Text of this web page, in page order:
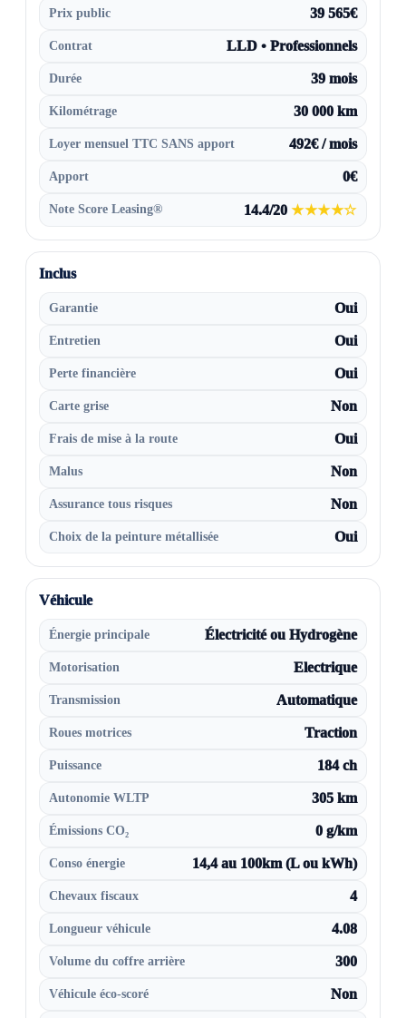
Prix public 39 565€
Contrat LLD • Professionnels
Durée 39 mois
Kilométrage 30 000 km
Loyer mensuel TTC SANS apport 492€ / mois
Apport 0€
Note Score Leasing® 14.4/20★★★★☆
Inclus
Garantie Oui
Entretien Oui
Perte financière Oui
Carte grise Non
Frais de mise à la route Oui
Malus Non
Assurance tous risques Non
Choix de la peinture métallisée Oui
Véhicule
Énergie principale Électricité ou Hydrogène
Motorisation Electrique
Transmission Automatique
Roues motrices Traction
Puissance 184 ch
Autonomie WLTP 305 km
Émissions CO₂ 0 g/km
Conso énergie 14,4 au 100km (L ou kWh)
Chevaux fiscaux 4
Longueur véhicule 4.08
Volume du coffre arrière 300
Véhicule éco-scoré Non